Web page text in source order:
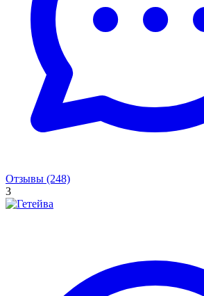
Отзывы (248)
3